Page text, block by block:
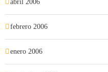
abril 2006
febrero 2006
enero 2006